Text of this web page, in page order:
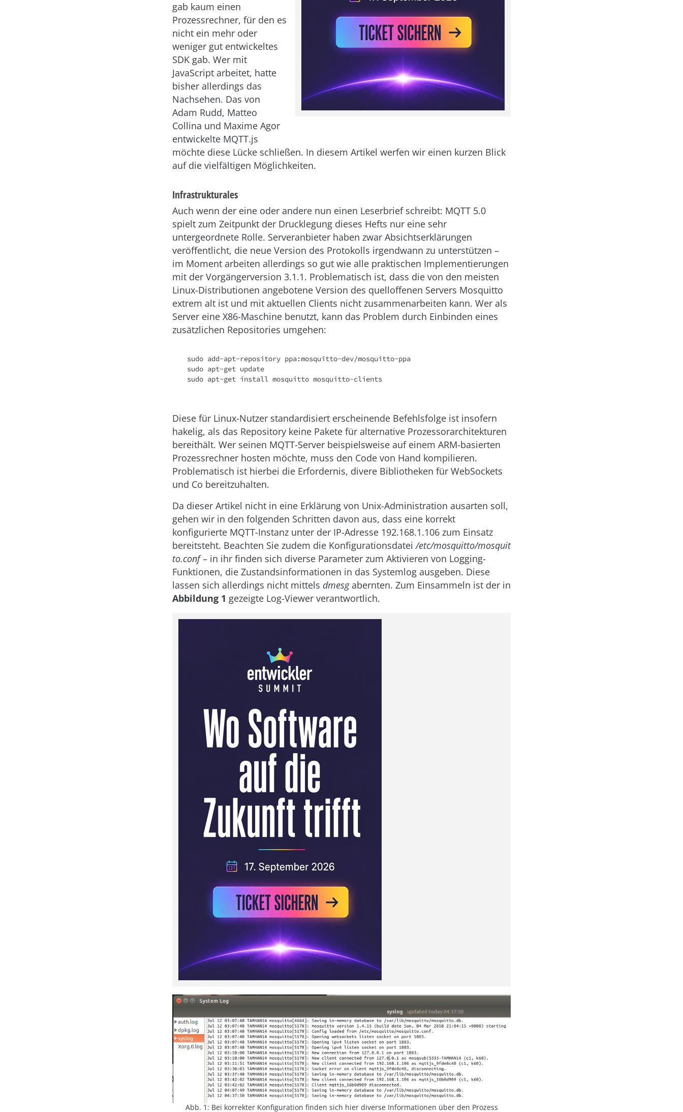
gab kaum einen
Prozessrechner, für den es
nicht ein mehr oder
weniger gut entwickeltes
SDK gab. Wer mit
JavaScript arbeitet, hatte
bisher allerdings das
Nachsehen. Das von
Adam Rudd, Matteo
Collina und Maxime Agor
entwickelte MQTT.js
möchte diese Lücke schließen. In diesem Artikel werfen wir einen kurzen Blick
auf die vielfältigen Möglichkeiten.
Infrastrukturales
Auch wenn der eine oder andere nun einen Leserbrief schreibt: MQTT 5.0
spielt zum Zeitpunkt der Drucklegung dieses Hefts nur eine sehr
untergeordnete Rolle. Serveranbieter haben zwar Absichtserklärungen
veröffentlicht, die neue Version des Protokolls irgendwann zu unterstützen –
im Moment arbeiten allerdings so gut wie alle praktischen Implementierungen
mit der Vorgängerversion 3.1.1. Problematisch ist, dass die von den meisten
Linux-Distributionen angebotene Version des quelloffenen Servers Mosquitto
extrem alt ist und mit aktuellen Clients nicht zusammenarbeiten kann. Wer als
Server eine X86-Maschine benutzt, kann das Problem durch Einbinden eines
zusätzlichen Repositories umgehen:
sudo add-apt-repository ppa:mosquitto-dev/mosquitto-ppa
sudo apt-get update
sudo apt-get install mosquitto mosquitto-clients
Diese für Linux-Nutzer standardisiert erscheinende Befehlsfolge ist insofern
hakelig, als das Repository keine Pakete für alternative Prozessorarchitekturen
bereithält. Wer seinen MQTT-Server beispielsweise auf einem ARM-basierten
Prozessrechner hosten möchte, muss den Code von Hand kompilieren.
Problematisch ist hierbei die Erfordernis, divere Bibliotheken für WebSockets
und Co bereitzuhalten.
Da dieser Artikel nicht in eine Erklärung von Unix-Administration ausarten soll,
gehen wir in den folgenden Schritten davon aus, dass eine korrekt
konfigurierte MQTT-Instanz unter der IP-Adresse 192.168.1.106 zum Einsatz
bereitsteht. Beachten Sie zudem die Konfigurationsdatei/etc/mosquitto/mosquit
to.conf– in ihr finden sich diverse Parameter zum Aktivieren von Logging-
Funktionen, die Zustandsinformationen in das Systemlog ausgeben. Diese
lassen sich allerdings nicht mittels dmesgabernten. Zum Einsammeln ist der in
Abbildung 1 gezeigte Log-Viewer verantwortlich.
Abb. 1: Bei korrekter Konfiguration finden sich hier diverse Informationen über den Prozess